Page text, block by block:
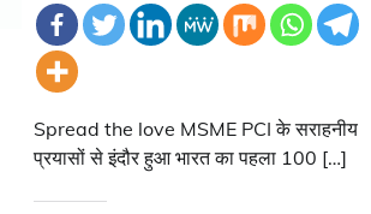
Spread the love MSME PCI के सराहनीय
प्रयासों से इंदौर हुआ भारत का पहला 100 […]